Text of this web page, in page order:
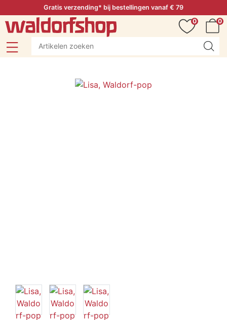
Gratis verzending* bij bestellingen vanaf € 79
0
0